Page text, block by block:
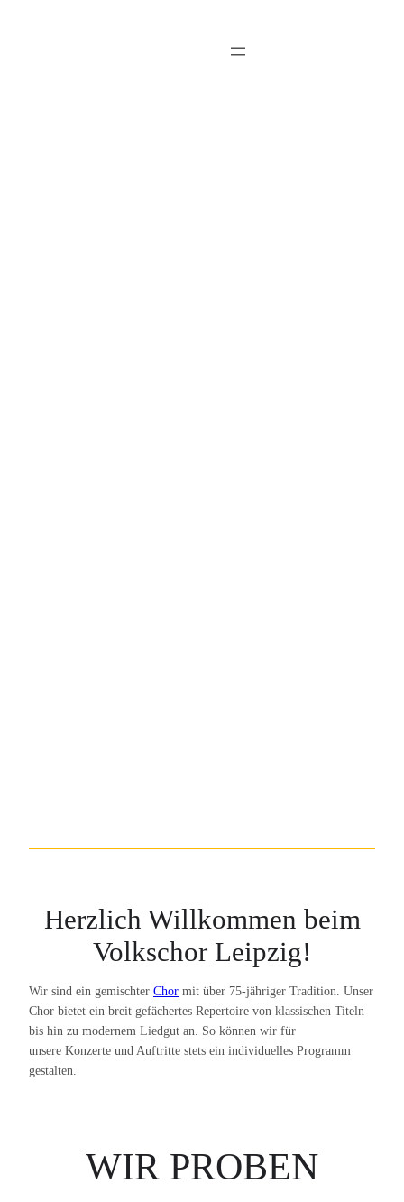
Herzlich Willkommen beim
Volkschor Leipzig!
Wir sind ein gemischter Chor mit über 75-jähriger Tradition. Unser
Chor bietet ein breit gefächertes Repertoire von klassischen Titeln
bis hin zu modernem Liedgut an. So können wir für
unsere Konzerte und Auftritte stets ein individuelles Programm
gestalten.
WIR PROBEN